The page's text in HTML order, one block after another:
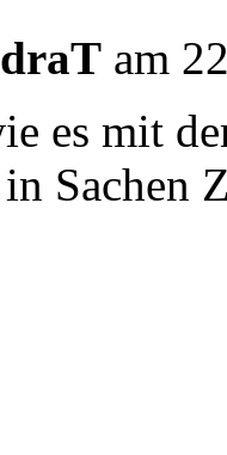
am
es mit
Sachen